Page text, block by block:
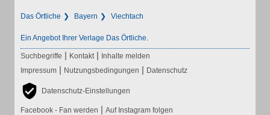
Das Örtliche Bayern Viechtach
Ein Angebot Ihrer Verlage Das Örtliche.
Suchbegriffe | Kontakt | Inhalte melden
Impressum | Nutzungsbedingungen | Datenschutz
Datenschutz-Einstellungen
Facebook - Fan werden | Auf Instagram folgen